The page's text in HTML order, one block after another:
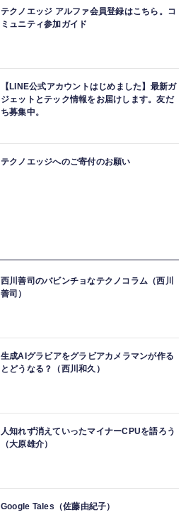
テクノエッジ アルファ会員登録はこちら。コ
ミュニティ参加ガイド
【LINE公式アカウントはじめました】最新ガ
ジェットとテック情報をお届けします。友だ
ち募集中。
テクノエッジへのご寄付のお願い
西川善司のバビンチョなテクノコラム（西川
善司）
生成AIグラビアをグラビアカメラマンが作る
とどうなる？（西川和久）
人知れず消えていったマイナーCPUを語ろう
（大原雄介）
Google Tales（佐藤由紀子）